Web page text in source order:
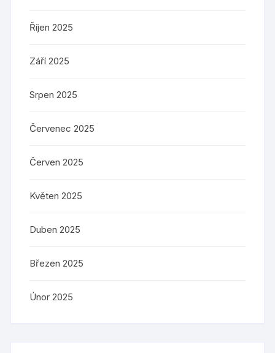
Říjen 2025
Září 2025
Srpen 2025
Červenec 2025
Červen 2025
Květen 2025
Duben 2025
Březen 2025
Únor 2025